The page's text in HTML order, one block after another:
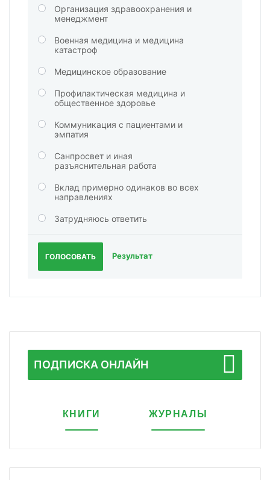
Организация здравоохранения и
менеджмент
Военная медицина и медицина
катастроф
Медицинское образование
Профилактическая медицина и
общественное здоровье
Коммуникация с пациентами и
эмпатия
Санпросвет и иная
разъяснительная работа
Вклад примерно одинаков во всех
направлениях
Затрудняюсь ответить
ГОЛОСОВАТЬ Результат
ПОДПИСКА ОНЛАЙН
КНИГИ ЖУРНАЛЫ